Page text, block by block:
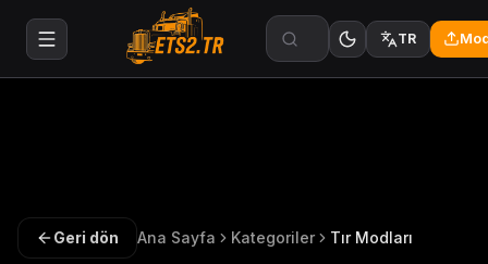
TR
Geri dön Ana Sayfa Kategoriler Tır Modları